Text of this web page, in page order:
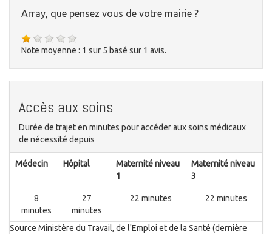
Array, que pensez vous de votre mairie ?
Note moyenne : 1 sur 5 basé sur 1 avis.
Accès aux soins
Durée de trajet en minutes pour accéder aux soins médicaux
de nécessité depuis
Médecin Hôpital
Maternité niveau
1
Maternité niveau
3
8
minutes
27
minutes
22 minutes 22 minutes
Source Ministère du Travail, de l'Emploi et de la Santé (dernière